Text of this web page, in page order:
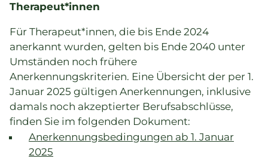
Therapeut*innen
Für Therapeut*innen, die bis Ende 2024
anerkannt wurden, gelten bis Ende 2040 unter
Umständen noch frühere
Anerkennungskriterien. Eine Übersicht der per 1.
Januar 2025 gültigen Anerkennungen, inklusive
damals noch akzeptierter Berufsabschlüsse,
finden Sie im folgenden Dokument:
Anerkennungsbedingungen ab 1. Januar
2025